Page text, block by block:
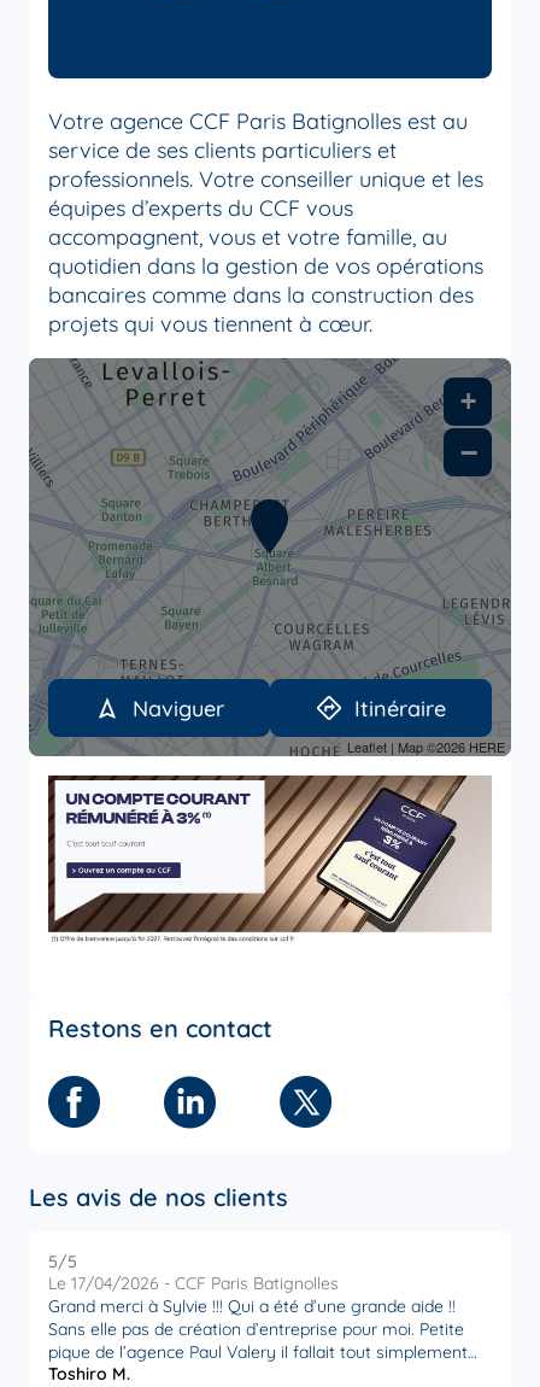
Votre agence CCF Paris Batignolles est au
service de ses clients particuliers et
professionnels. Votre conseiller unique et les
équipes d’experts du CCF vous
accompagnent, vous et votre famille, au
quotidien dans la gestion de vos opérations
bancaires comme dans la construction des
projets qui vous tiennent à cœur.
+
−
Leaflet | Map ©2026 HERE
Naviguer Itinéraire
Restons en contact
Facebook Linkedin Twitter
Les avis de nos clients
5/5
Le 17/04/2026 - CCF Paris Batignolles
Grand merci à Sylvie !!! Qui a été d’une grande aide !!
Sans elle pas de création d’entreprise pour moi. Petite
pique de l’agence Paul Valery il fallait tout simplement
me dire de venir en agence 😔
Toshiro M.